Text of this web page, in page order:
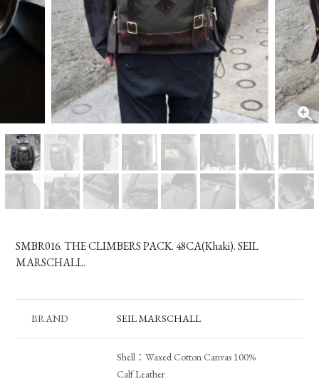
SMBR016. THE CLIMBERS PACK. 48CA(Khaki). SEIL
MARSCHALL.
BRAND SEIL MARSCHALL
Shell：Waxed Cotton Canvas 100%
Calf Leather